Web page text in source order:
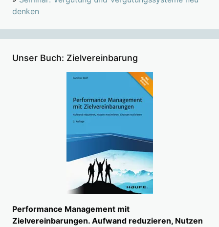
denken
Unser Buch: Zielvereinbarung
Performance Management mit
Zielvereinbarungen. Aufwand reduzieren, Nutzen